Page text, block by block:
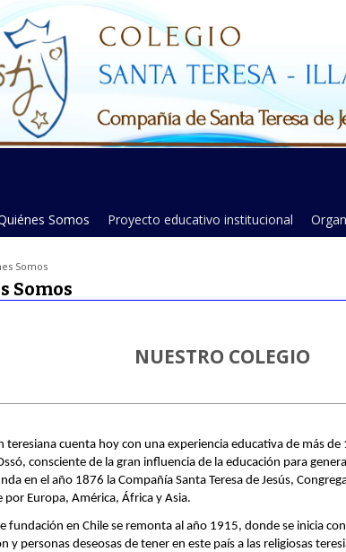
Somos Proyecto educativo institucional
Somos
Somos
NUESTRO COLEGIO
teresiana cuenta hoy con una experiencia educativa de más
consciente de la gran influencia de la educación para
en el año 1876 la Compañía Santa Teresa de Jesús,
por Europa, América, África y Asia.
fundación en Chile se remonta al año 1915, donde se inicia
y personas deseosas de tener en este país a las religiosas